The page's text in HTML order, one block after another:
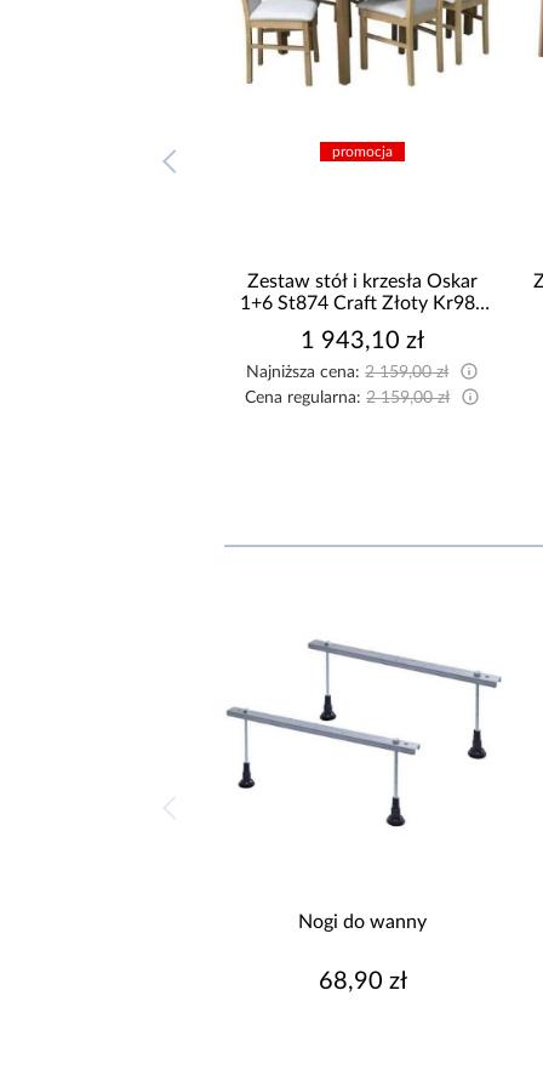
promocja
Zestaw stół i krzesła Oskar
1+6 St874 Craft Złoty Kr982
1 943,10 zł
Najniższa cena:2 159,00 zł
Cena regularna:2 159,00 zł
Nogi do wanny
68,90 zł